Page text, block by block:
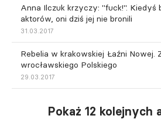
Anna Ilczuk krzyczy: "fuck!". Kiedyś
aktorów, oni dziś jej nie bronili
31.03.2017
Rebelia w krakowskiej Łaźni Nowej.
wrocławskiego Polskiego
29.03.2017
Pokaż 12 kolejnych